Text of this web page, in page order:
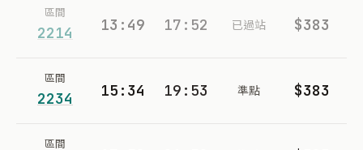
區間
2214 13:49 17:52 已過站 $383
區間
2234 15:34 19:53 準點 $383
區間